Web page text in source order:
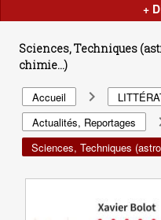
+
Sciences, Techniques
chimie...)
Accueil navigate_next
Actualités, Reportages
Sciences, Techniques